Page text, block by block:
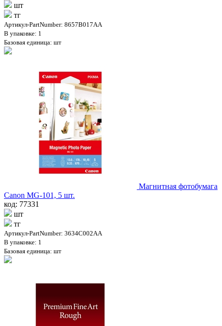
шт
тг
Артикул-PartNumber: 8657B017AA
В упаковке: 1
Базовая единица: шт
Магнитная фотобумага
Canon MG-101, 5 шт.
код: 77331
шт
тг
Артикул-PartNumber: 3634C002AA
В упаковке: 1
Базовая единица: шт